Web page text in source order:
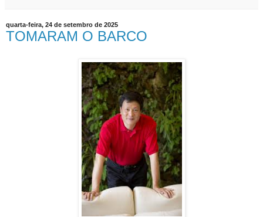
quarta-feira, 24 de setembro de 2025
TOMARAM O BARCO